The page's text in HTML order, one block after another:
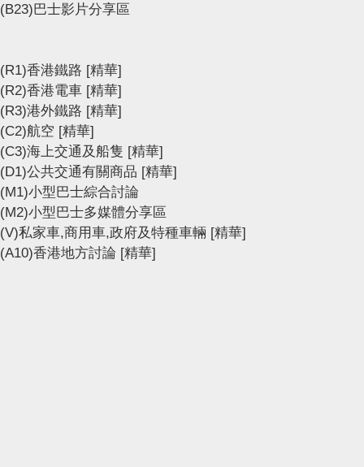
(B23)巴士影片分享區
(R1)香港鐵路 [精華]
(R2)香港電車 [精華]
(R3)港外鐵路 [精華]
(C2)航空 [精華]
(C3)海上交通及船隻 [精華]
(D1)公共交通有關商品 [精華]
(M1)小型巴士綜合討論
(M2)小型巴士多媒體分享區
(V)私家車,商用車,政府及特種車輛 [精華]
(A10)香港地方討論 [精華]